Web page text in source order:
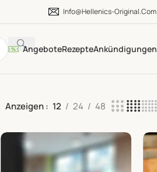
Info@hellenics-Original.com
AngeboteRezepteAnkündigungen
Anzeigen 12 24 48